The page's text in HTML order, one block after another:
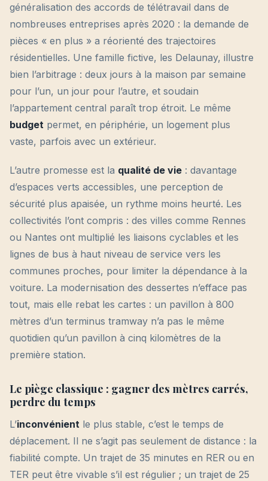
généralisation des accords de télétravail dans de
nombreuses entreprises après 2020 : la demande de
pièces « en plus » a réorienté des trajectoires
résidentielles. Une famille fictive, les Delaunay, illustre
bien l’arbitrage : deux jours à la maison par semaine
pour l’un, un jour pour l’autre, et soudain
l’appartement central paraît trop étroit. Le même
budget permet, en périphérie, un logement plus
vaste, parfois avec un extérieur.
L’autre promesse est la qualité de vie : davantage
d’espaces verts accessibles, une perception de
sécurité plus apaisée, un rythme moins heurté. Les
collectivités l’ont compris : des villes comme Rennes
ou Nantes ont multiplié les liaisons cyclables et les
lignes de bus à haut niveau de service vers les
communes proches, pour limiter la dépendance à la
voiture. La modernisation des dessertes n’efface pas
tout, mais elle rebat les cartes : un pavillon à 800
mètres d’un terminus tramway n’a pas le même
quotidien qu’un pavillon à cinq kilomètres de la
première station.
Le piège classique : gagner des mètres carrés,
perdre du temps
L’inconvénient le plus stable, c’est le temps de
déplacement. Il ne s’agit pas seulement de distance : la
fiabilité compte. Un trajet de 35 minutes en RER ou en
TER peut être vivable s’il est régulier ; un trajet de 25